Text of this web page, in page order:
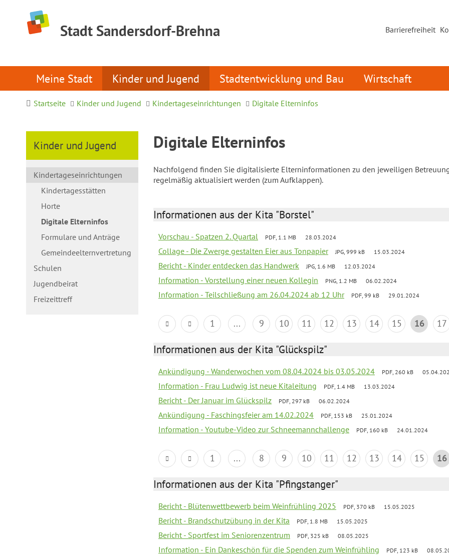
Stadt Sandersdorf-Brehna Barrierefreiheit
Meine Stadt Kinder und Jugend Stadtentwicklung und Bau Wirtschaft
Startseite Kinder und Jugend Kindertageseinrichtungen Digitale Elterninfos
Kinder und Jugend
Kindertageseinrichtungen
Kindertagesstätten
Horte
Digitale Elterninfos
Formulare und Anträge
Gemeindeelternvertretung
Schulen
Jugendbeirat
Freizeittreff
Digitale Elterninfos
Nachfolgend finden Sie digitalisierte Elterninformationen zu den jeweiligen
regelmäßig aktualisiert werden (zum Aufklappen).
Informationen aus der Kita "Borstel"
Vorschau - Spatzen 2. Quartal PDF, 1.1 MB 28.03.2024
Collage - Die Zwerge gestalten Eier aus Tonpapier JPG, 999 kB 15.03.2024
Bericht - Kinder entdecken das Handwerk JPG, 1.6 MB 12.03.2024
Information - Vorstellung einer neuen Kollegin PNG, 1.2 MB 06.02.2024
Information - Teilschließung am 26.04.2024 ab 12 Uhr PDF, 99 kB 29.01.2024
1 ... 9 10 11 12 13 14 15 16 17
Informationen aus der Kita "Glückspilz"
Ankündigung - Wanderwochen vom 08.04.2024 bis 03.05.2024 PDF, 260 kB
Information - Frau Ludwig ist neue Kitaleitung PDF, 1.4 MB 13.03.2024
Bericht - Der Januar im Glückspilz PDF, 297 kB 06.02.2024
Ankündigung - Faschingsfeier am 14.02.2024 PDF, 153 kB 25.01.2024
Information - Youtube-Video zur Schneemannchallenge PDF, 160 kB 24.01.2024
1 ... 8 9 10 11 12 13 14 15 16
Informationen aus der Kita "Pfingstanger"
Bericht - Blütenwettbewerb beim Weinfrühling 2025 PDF, 370 kB 15.05.2025
Bericht - Brandschutzübung in der Kita PDF, 1.8 MB 15.05.2025
Bericht - Sportfest im Seniorenzentrum PDF, 325 kB 08.05.2025
Information - Ein Dankeschön für die Spenden zum Weinfrühling PDF, 123 kB